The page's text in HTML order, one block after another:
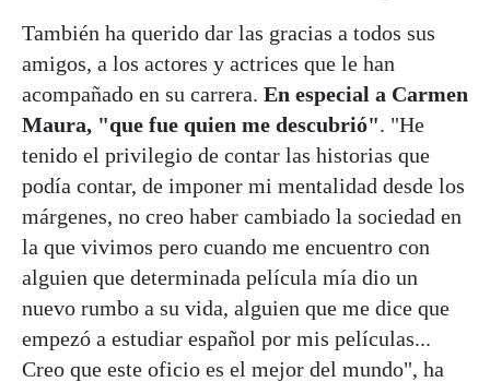
También ha querido dar las gracias a todos sus
amigos, a los actores y actrices que le han
acompañado en su carrera. En especial a Carmen
Maura, "que fue quien me descubrió". "He
tenido el privilegio de contar las historias que
podía contar, de imponer mi mentalidad desde los
márgenes, no creo haber cambiado la sociedad en
la que vivimos pero cuando me encuentro con
alguien que determinada película mía dio un
nuevo rumbo a su vida, alguien que me dice que
empezó a estudiar español por mis películas...
Creo que este oficio es el mejor del mundo", ha